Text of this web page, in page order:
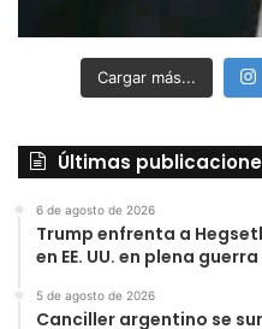
Cargar más...
Últimas
6 de agosto de 2026
Trump enfrenta a
en EE. UU. en plena
5 de agosto de 2026
Canciller argentino se